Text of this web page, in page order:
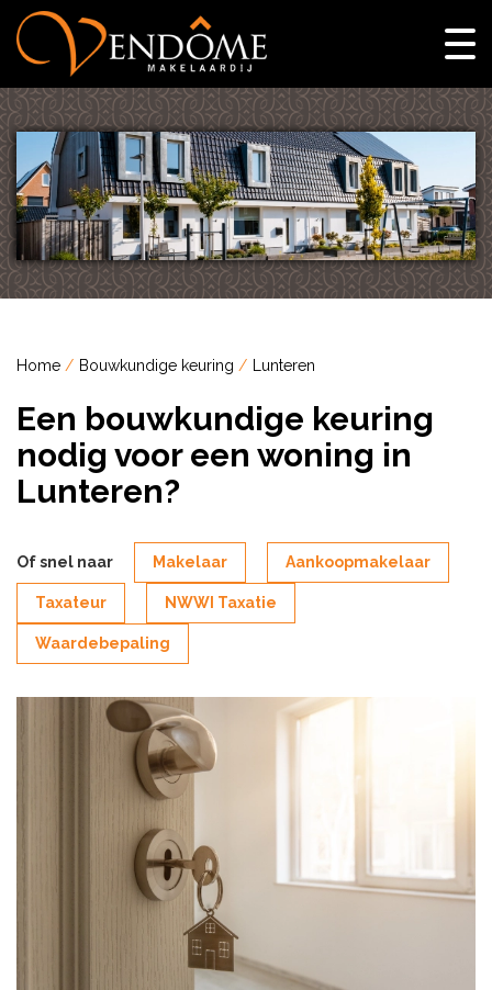
Home Bouwkundige keuring Lunteren
Een bouwkundige keuring
nodig voor een woning in
Lunteren?
Of snel naar Makelaar Aankoopmakelaar
Taxateur NWWI Taxatie
Waardebepaling